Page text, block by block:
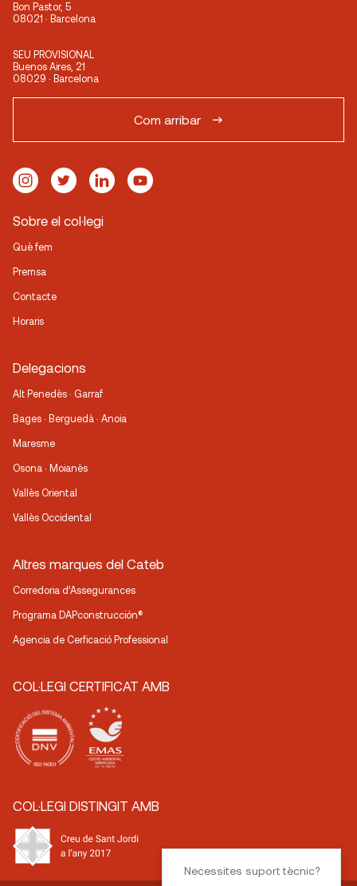
Bon Pastor, 5
08021 · Barcelona
SEU PROVISIONAL
Buenos Aires, 21
08029 · Barcelona
Com arribar
Sobre el col·legi
Què fem
Premsa
Contacte
Horaris
Delegacions
Alt Penedès · Garraf
Bages · Berguedà · Anoia
Maresme
Osona · Moianès
Vallès Oriental
Vallès Occidental
Altres marques del Cateb
Corredoria d’Assegurances
Programa DAPconstrucción®
Agencia de Cerficació Professional
COL·LEGI CERTIFICAT AMB
COL·LEGI DISTINGIT AMB
Necessites suport tècnic?